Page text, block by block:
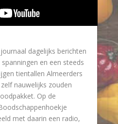
dagelijks berichten
en een steeds
tientallen Almeerders
nauwelijks zouden
Op de
met daarin een radio,